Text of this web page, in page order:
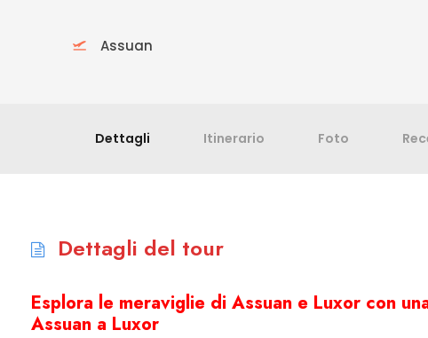
Assuan
Dettagli Itinerario Foto
Dettagli del tour
Esplora le meraviglie di Assuan e Luxor con
Assuan a Luxor